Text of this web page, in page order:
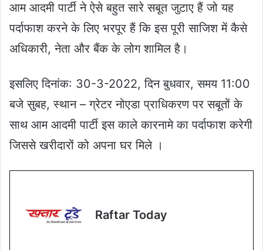
आम आदमी पार्टी ने ऐसे बहुत सारे सबूत जुटाए हैं जो यह
पर्दाफाश करने के लिए भरपूर हैं कि इस पूरी साजिश में कैसे
अधिकारी, नेता और बैंक के लोग शामिल है।
इसलिए दिनांक: 30-3-2022, दिन बुधवार, समय 11:00
बजे सुबह, स्थान – ग्रेटर नोएडा प्राधिकरण पर सबूतों के
साथ आम आदमी पार्टी इस काले कारनामे का पर्दाफाश करेगी
जिससे खरीदारों को अपना घर मिले ।
Raftar Today